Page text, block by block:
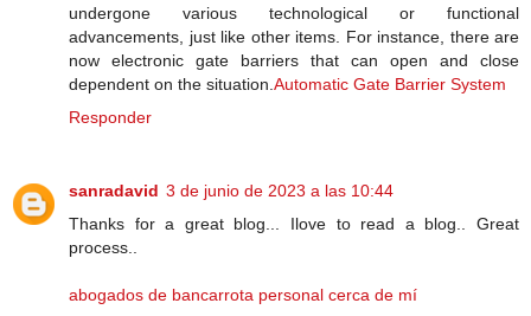
undergone various technological or functional
advancements, just like other items. For instance, there are
now electronic gate barriers that can open and close
dependent on the situation. Automatic Gate Barrier System
Responder
sanradavid 3 de junio de 2023 a las 10:44
Thanks for a great blog... Ilove to read a blog.. Great
process..
abogados de bancarrota personal cerca de mí